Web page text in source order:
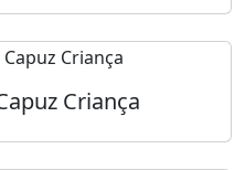
Criança